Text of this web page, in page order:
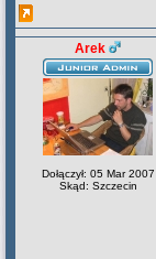
Arek
Dołączył: 05 Mar 2007
Skąd: Szczecin